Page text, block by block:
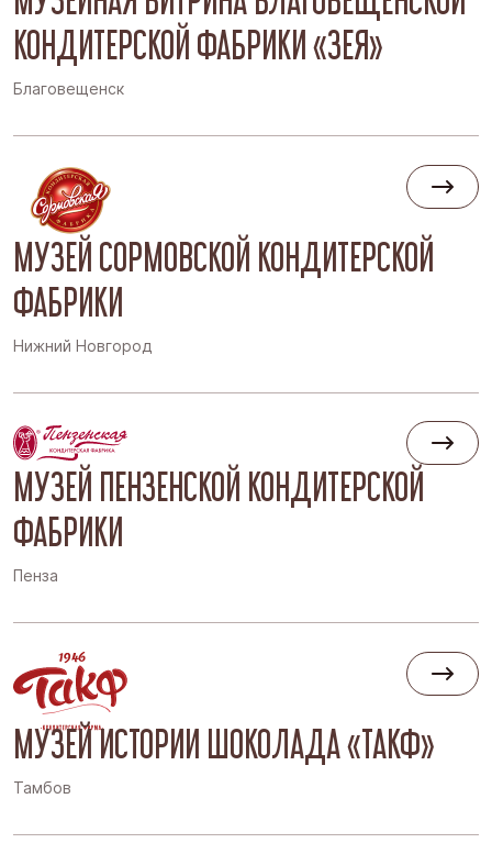
КОНДИТЕРСКОЙ ФАБРИКИ «ЗЕЯ»
Благовещенск
МУЗЕЙ СОРМОВСКОЙ КОНДИТЕРСКОЙ
ФАБРИКИ
Нижний Новгород
МУЗЕЙ ПЕНЗЕНСКОЙ КОНДИТЕРСКОЙ
ФАБРИКИ
Пенза
МУЗЕЙ ИСТОРИИ ШОКОЛАДА «ТАКФ»
Тамбов